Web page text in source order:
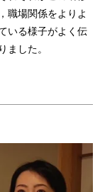
職場関係をよりよ
いる様子がよく伝
ました。